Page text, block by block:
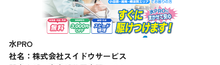
水PRO
社名：株式会社スイドウサービス